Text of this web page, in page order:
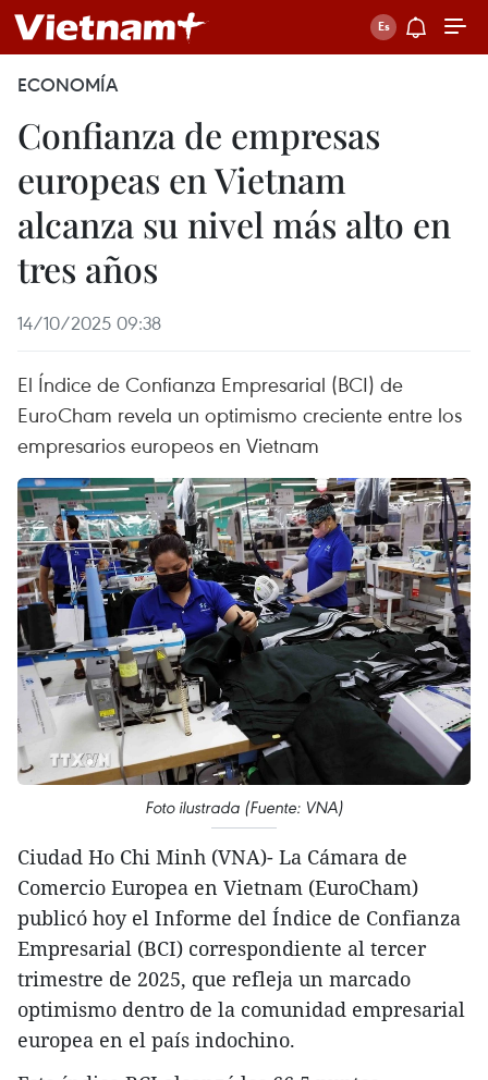
ECONOMÍA
Confianza de empresas
europeas en Vietnam
alcanza su nivel más alto en
tres años
14/10/2025 09:38
El Índice de Confianza Empresarial (BCI) de
EuroCham revela un optimismo creciente entre los
empresarios europeos en Vietnam
Foto ilustrada (Fuente: VNA)
Ciudad Ho Chi Minh (VNA)- La Cámara de
Comercio Europea en Vietnam (EuroCham)
publicó hoy el Informe del Índice de Confianza
Empresarial (BCI) correspondiente al tercer
trimestre de 2025, que refleja un marcado
optimismo dentro de la comunidad empresarial
europea en el país indochino.